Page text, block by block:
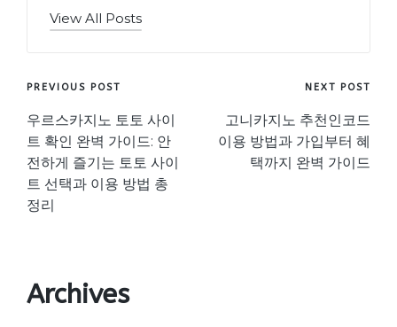
View All Posts
Post
navigation
PREVIOUS POST
우르스카지노 토토 사이
트 확인 완벽 가이드: 안
전하게 즐기는 토토 사이
트 선택과 이용 방법 총
정리
NEXT POST
고니카지노 추천인코드
이용 방법과 가입부터 혜
택까지 완벽 가이드
Archives